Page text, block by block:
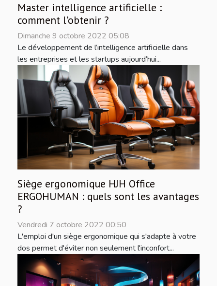
Master intelligence artificielle :
comment l’obtenir ?
Dimanche 9 octobre 2022 05:08
Le développement de l’intelligence artificielle dans
les entreprises et les startups aujourd’hui...
Siège ergonomique HJH Office
ERGOHUMAN : quels sont les avantages
?
Vendredi 7 octobre 2022 00:50
L'emploi d'un siège ergonomique qui s'adapte à votre
dos permet d'éviter non seulement l'inconfort...